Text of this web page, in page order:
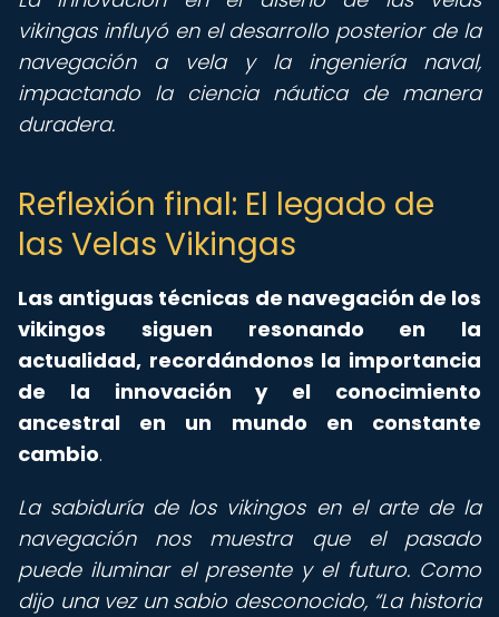
vikingas influyó en el desarrollo posterior de la
navegación a vela y la ingeniería naval,
impactando la ciencia náutica de manera
duradera.
Reflexión final: El legado de
las Velas Vikingas
Las antiguas técnicas de navegación de los
vikingos siguen resonando en la
actualidad, recordándonos la importancia
de la innovación y el conocimiento
ancestral en un mundo en constante
cambio.
La sabiduría de los vikingos en el arte de la
navegación nos muestra que el pasado
puede iluminar el presente y el futuro. Como
dijo una vez un sabio desconocido, La historia